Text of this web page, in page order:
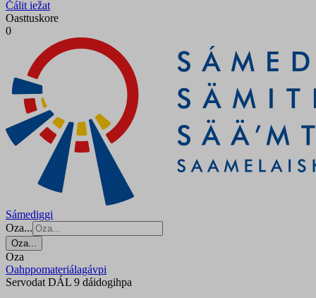
Čálit iežat
Oasttuskore
0
Sámediggi
Oza...
Oza...
Oza
Oahppomateriálagávpi
Servodat DÁL 9 dáidogihpa